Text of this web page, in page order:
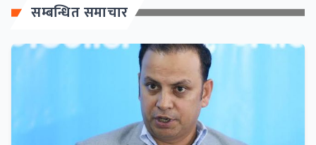
सम्बन्धित समाचार